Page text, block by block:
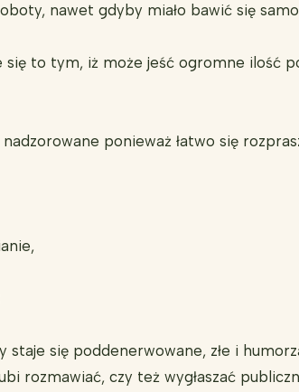
nawet gdyby miało bawić się samo
to tym, iż może jeść ogromne ilość
ponieważ łatwo się
się poddenerwowane, złe i
rozmawiać, czy też wygłaszać